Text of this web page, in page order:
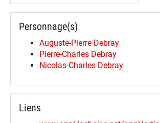
Personnage(s)
Auguste-Pierre Debray
Pierre-Charles Debray
Nicolas-Charles Debray
Liens